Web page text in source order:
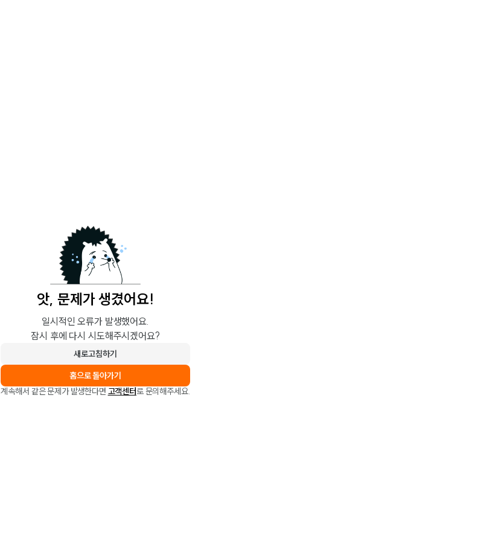
앗, 문제가 생겼어요!
일시적인 오류가 발생했어요.
잠시 후에 다시 시도해주시겠어요?
새로고침하기
홈으로 돌아가기
계속해서 같은 문제가 발생한다면 고객센터로 문의해주세요.